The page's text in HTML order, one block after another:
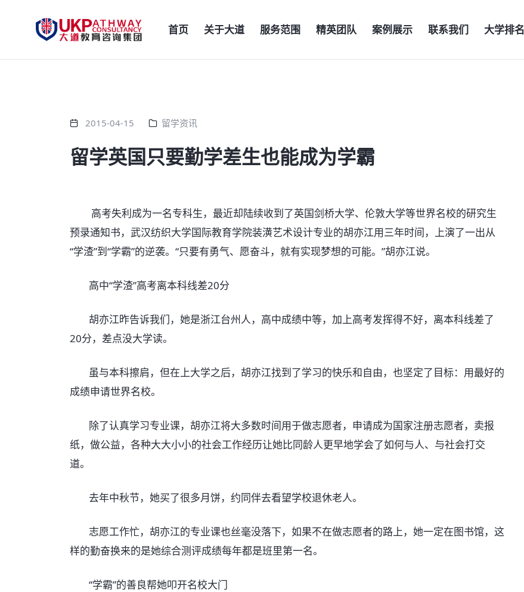
首页 关于大道 服务范围 精英团队 案例展示 联系我们 大学排名
2015-04-15 留学资讯
留学英国只要勤学差生也能成为学霸
高考失利成为一名专科生，最近却陆续收到了英国剑桥大学、伦敦大学等世界名校的研究生
预录通知书，武汉纺织大学国际教育学院装潢艺术设计专业的胡亦江用三年时间，上演了一出从
“学渣”到“学霸”的逆袭。“只要有勇气、愿奋斗，就有实现梦想的可能。”胡亦江说。
高中“学渣”高考离本科线差20分
胡亦江昨告诉我们，她是浙江台州人，高中成绩中等，加上高考发挥得不好，离本科线差了
20分，差点没大学读。
虽与本科擦肩，但在上大学之后，胡亦江找到了学习的快乐和自由，也坚定了目标：用最好的
成绩申请世界名校。
除了认真学习专业课，胡亦江将大多数时间用于做志愿者，申请成为国家注册志愿者，卖报
纸，做公益，各种大大小小的社会工作经历让她比同龄人更早地学会了如何与人、与社会打交
道。
去年中秋节，她买了很多月饼，约同伴去看望学校退休老人。
志愿工作忙，胡亦江的专业课也丝毫没落下，如果不在做志愿者的路上，她一定在图书馆，这
样的勤奋换来的是她综合测评成绩每年都是班里第一名。
“学霸”的善良帮她叩开名校大门